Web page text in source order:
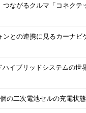
つながるクルマ「コネク
ンとの連携に見るカーナビ
ハイブリッドシステムの世
の二次電池セルの充電状